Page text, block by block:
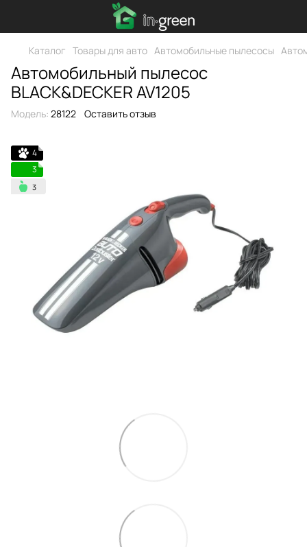
Каталог Товары для авто Автомобильные пылесосы
Автомобильный пылесос
BLACK&DECKER AV1205
Модель: 28122 Оставить отзыв
4
3